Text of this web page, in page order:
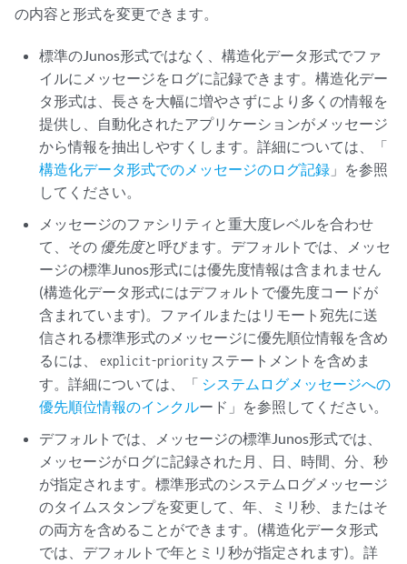
の内容と形式を変更できます。
標準のJunos形式ではなく、構造化データ形式でファ
イルにメッセージをログに記録できます。構造化デー
タ形式は、長さを大幅に増やさずにより多くの情報を
提供し、自動化されたアプリケーションがメッセージ
から情報を抽出しやすくします。詳細については、「
構造化データ形式でのメッセージのログ記録 」を参照
してください。
メッセージのファシリティと重大度レベルを合わせ
て、その 優先度と呼びます。デフォルトでは、メッセ
ージの標準Junos形式には優先度情報は含まれません
(構造化データ形式にはデフォルトで優先度コードが
含まれています)。ファイルまたはリモート宛先に送
信される標準形式のメッセージに優先順位情報を含め
るには、explicit-priority ステートメントを含めま
す。詳細については、「 システムログメッセージへの
優先順位情報のインクルード」を参照してください。
デフォルトでは、メッセージの標準Junos形式では、
メッセージがログに記録された月、日、時間、分、秒
が指定されます。標準形式のシステムログメッセージ
のタイムスタンプを変更して、年、ミリ秒、またはそ
の両方を含めることができます。(構造化データ形式
では、デフォルトで年とミリ秒が指定されます)。詳